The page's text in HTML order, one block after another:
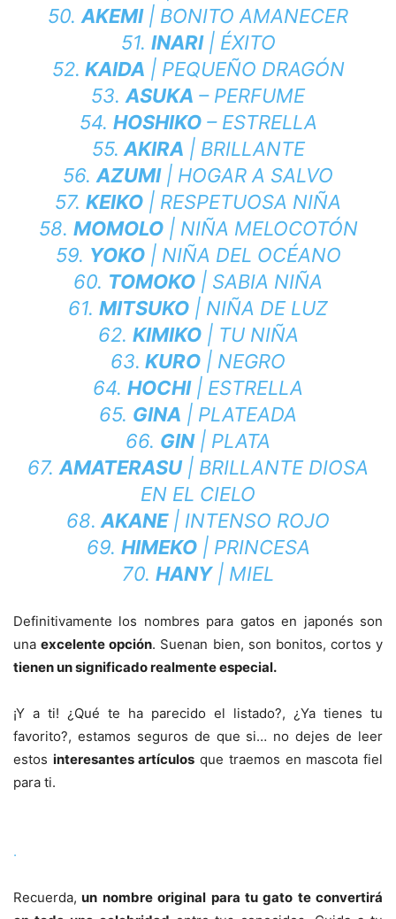
50. AKEMI| BONITO AMANECER
51. INARI| ÉXITO
52. KAIDA | PEQUEÑO DRAGÓN
53. ASUKA – PERFUME
54. HOSHIKO– ESTRELLA
55. AKIRA | BRILLANTE
56. AZUMI| HOGAR A SALVO
57. KEIKO | RESPETUOSA NIÑA
58. MOMOLO| NIÑA MELOCOTÓN
59. YOKO| NIÑA DEL OCÉANO
60. TOMOKO | SABIA NIÑA
61. MITSUKO | NIÑA DE LUZ
62. KIMIKO| TU NIÑA
63. KURO | NEGRO
64. HOCHI| ESTRELLA
65. GINA | PLATEADA
66. GIN| PLATA
67. AMATERASU| BRILLANTE DIOSA
EN EL CIELO
68. AKANE| INTENSO ROJO
69. HIMEKO| PRINCESA
70. HANY| MIEL
Definitivamente los nombres para gatos en japonés son
unaexcelente opción. Suenan bien, son bonitos, cortos y
tienen un significado realmente especial.
¡Y a ti! ¿Qué te ha parecido el listado?, ¿Ya tienes tu
favorito?, estamos seguros de que si… no dejes de leer
estos interesantes artículos que traemos en mascota fiel
para ti.
.
Recuerda, un nombre original para tu gato te convertirá